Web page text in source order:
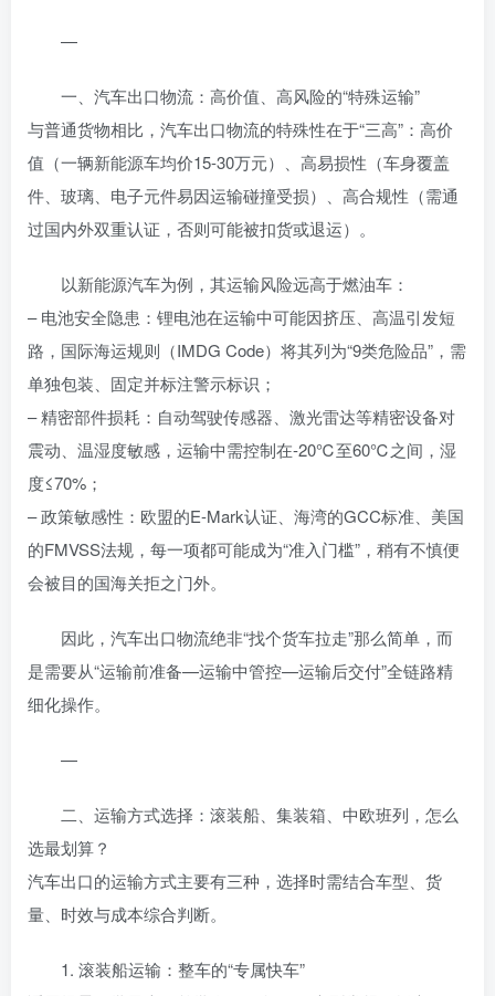
—
一、汽车出口物流：高价值、高风险的“特殊运输”
与普通货物相比，汽车出口物流的特殊性在于“三高”：高价
值（一辆新能源车均价15-30万元）、高易损性（车身覆盖
件、玻璃、电子元件易因运输碰撞受损）、高合规性（需通
过国内外双重认证，否则可能被扣货或退运）。
以新能源汽车为例，其运输风险远高于燃油车：
– 电池安全隐患：锂电池在运输中可能因挤压、高温引发短
路，国际海运规则（IMDG Code）将其列为“9类危险品”，需
单独包装、固定并标注警示标识；
– 精密部件损耗：自动驾驶传感器、激光雷达等精密设备对
震动、温湿度敏感，运输中需控制在-20℃至60℃之间，湿
度≤70%；
– 政策敏感性：欧盟的E-Mark认证、海湾的GCC标准、美国
的FMVSS法规，每一项都可能成为“准入门槛”，稍有不慎便
会被目的国海关拒之门外。
因此，汽车出口物流绝非“找个货车拉走”那么简单，而
是需要从“运输前准备—运输中管控—运输后交付”全链路精
细化操作。
—
二、运输方式选择：滚装船、集装箱、中欧班列，怎么
选最划算？
汽车出口的运输方式主要有三种，选择时需结合车型、货
量、时效与成本综合判断。
1. 滚装船运输：整车的“专属快车”